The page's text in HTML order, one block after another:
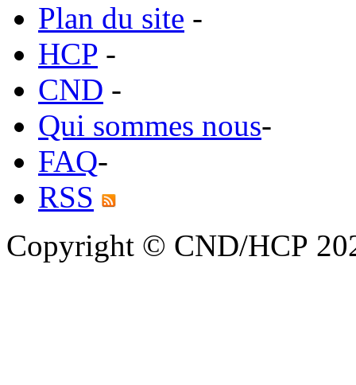
Plan du site -
HCP -
CND -
Qui sommes nous-
FAQ-
RSS
Copyright © CND/HCP